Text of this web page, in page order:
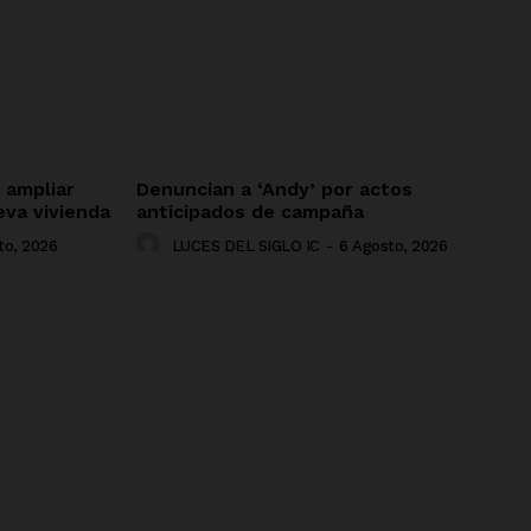
vivienda
2026
Denuncian a ‘Andy’ por actos
anticipados de campaña
LUCES DEL SIGLO IC - 6 Agosto, 2026